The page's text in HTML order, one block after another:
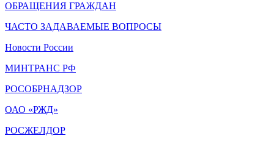
ОБРАЩЕНИЯ ГРАЖДАН
ЧАСТО ЗАДАВАЕМЫЕ ВОПРОСЫ
Новости России
МИНТРАНС РФ
РОСОБРНАДЗОР
ОАО «РЖД»
РОСЖЕЛДОР